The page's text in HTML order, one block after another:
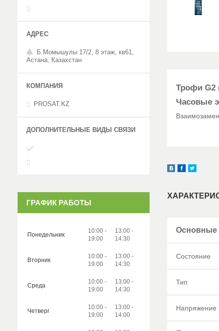
Трофи G2
Часовые
Основные
Состояние
Тип
Напряжение
Б.Момышулы 17/2, 8 этаж, кв61,
Астана, Казахстан
PROSAT.KZ
ГРАФИК РАБОТЫ
Понедельник
10:00
19:00
13:00
14:30
Вторник
10:00
19:00
13:00
14:30
Среда
10:00
19:00
13:00
14:30
Четверг
10:00
19:00
13:00
14:00